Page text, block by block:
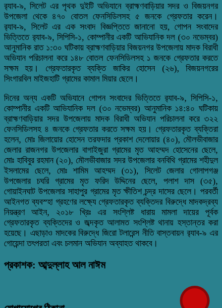
র‌্যাব-৯, সিলেট এর পৃথক দুইটি অভিযানে ব্রাহ্মণবাড়িয়ার সদর ও বিজয়নগর
উপজেলা থেকে ৪৭০ বোতল ফেনসিডিলসহ ৫ জনকে গ্রেফতার করেন।
র‌্যাব-৯, সিলেট এর এক সংবাদ বিজ্ঞপ্তিতে জানানো হয়, গোপন সংবাদের
ভিত্তিতে র‌্যাব-৯, সিপিসি-১, কোম্পানীর একটি আভিযানিক দল (৩০ নভেম্বর)
আনুমানিক রাত ১:৩০ ঘটিকায় ব্রাহ্মণবাড়িয়ার বিজয়নগর উপজেলায় মাদক বিরাধী
অভিযান পরিচালনা করে ১৪৮ বোতল ফেনসিডিলসহ ১ জনকে গ্রেফতার করতে
সক্ষম হয়। গ্রেফতারকৃত ব্যক্তি জাকির হোসেন (২৬), বিজয়নগরের
সিংগারবিল মাইজহাটি গ্রামের কামাল মিয়ার ছেলে।
দিনের অন্য একটি অভিযানে গোপন সংবাদের ভিত্তিতে র‌্যাব-৯, সিপিসি-১,
কোম্পানীর একটি আভিযানিক দল (৩০ নভেম্বর) আনুমানিক ১৪:৪০ ঘটিকায়
ব্রাহ্মণবাড়িয়ার সদর উপজেলায় মাদক বিরাধী অভিযান পরিচালনা করে ৩২২
ফেনসিডিলসহ ৪ জনকে গ্রেফতার করতে সক্ষম হয়। গ্রেফতারকৃত ব্যক্তিরা
হলেন, মোঃ জিলায়োর হোসেন তরফদার প্রকাশ দেলোয়ার (৪০), মৌলভীবাজার
জেলার রাজনগর উপজেলার বাগাইজুরা গ্রামের মৃত আহম্মদ হোসেনের ছেলে,
মোঃ হাবিবুর রহমান (২০), মৌলভীবাজার সদর উপজেলার বনবিথি গ্রামের শহীদুল
ইসলামের ছেলে, মোঃ শামিম আহম্মদ (৩১), সিলেট জেলার গোলাপগঞ্জ
উপজেলার চঘরি গ্রামের মৃত ফরিদ উদ্দিনের ছেলে, পলাশ দাস (৩৫),
গোয়াইনঘাট উপজেলার সাহাপুর গ্রামের মৃত ক্ষীতিশ চন্দ্র দাসের ছেলে। পরবর্তী
আইনগত ব্যবস্হা গ্রহণের লক্ষ্যে গ্রেফতারকৃত ব্যক্তিদর বিরুদ্ধে মাদকদ্রব্য
নিয়ন্ত্রণ আইন, ২০১৮ খ্রিঃ এর সংশ্লিষ্ট ধারায় মামলা দায়ের পূর্বক
গ্রেফতারকৃত ব্যক্তিদের ও জব্দকৃত আলামত সংশ্লিষ্ট থানায় হস্তান্তর করা
হয়েছে। এছাড়াও মাদকের বিরুদ্ধে জিরো টলারেন্স নীতি বাস্তবায়ন র‌্যাব-৯ এর
গোয়েন্দা তৎপরতা এবং চলমান অভিযান অব্যাহত থাকবে।
প্রকাশক: আব্দুল্লাহ আল নাঈম